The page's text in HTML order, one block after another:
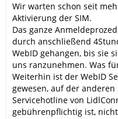
Wir warten schon seit
Aktivierung der SIM.
Das ganze
durch anschließend
WebID gehangen, bis sie
uns ranzunehmen. Was
Weiterhin ist der WebID
gewesen, auf der
Servicehotline von
gebührenpflichtig ist,